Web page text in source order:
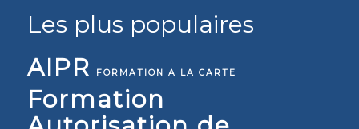
Les plus populaires
AIPR FORMATION A LA CARTE
Formation